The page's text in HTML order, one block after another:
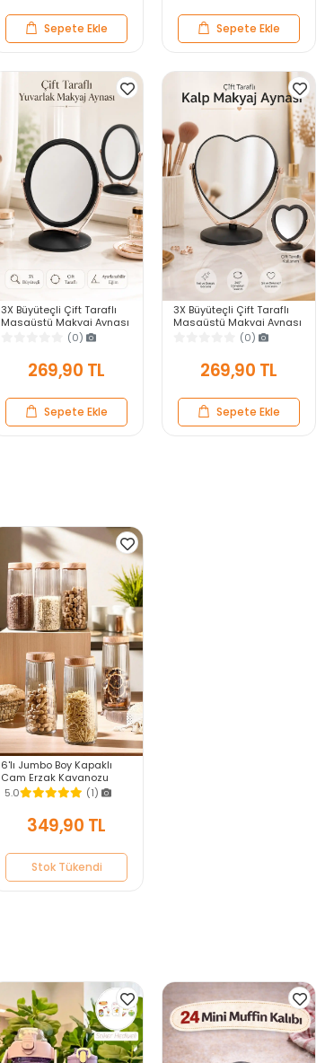
Sepete Ekle Sepete Ekle
3X Büyüteçli Çift Taraflı
Masaüstü Makyaj Aynası
Daire Siyah Rose Gold
Standlı Dekoratif Yakın
(0)
269,90 TL
Sepete Ekle
3X Büyüteçli Çift Taraflı
Masaüstü Makyaj Aynası
Kalpi Siyah Rose Gold
Standlı Dekoratif Yakın
(0)
269,90 TL
Sepete Ekle
6'lı Jumbo Boy Kapaklı
Cam Erzak Kavanozu
Saklama Kabı 1500 ml
Mutfak Organizer Gıda
Saklama Kutusu
5.0 (1)
349,90 TL
Stok Tükendi